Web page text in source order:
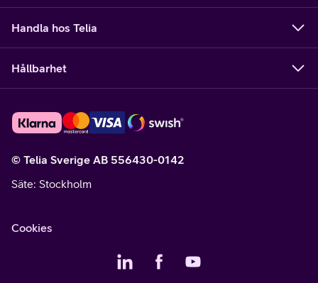
Handla hos Telia
Hållbarhet
© Telia Sverige AB 556430-0142
Säte: Stockholm
Cookies